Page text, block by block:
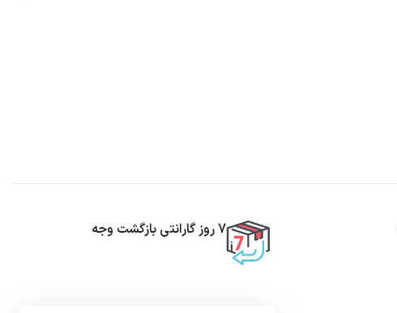
7 روز گارانتی بازگشت وجه